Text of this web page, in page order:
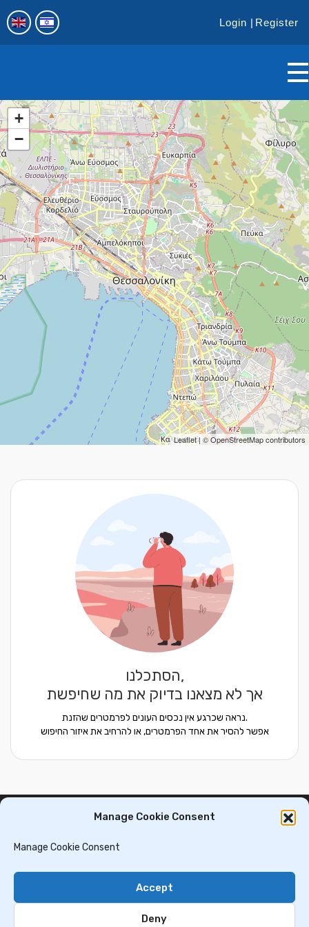
Manage Cookie Consent
Manage Cookie Consent
Accept
Deny
Login Register
+
−
Leaflet| ©OpenStreetMapcontributors
הסתכלנו,
אך לא מצאנו בדיוק את מה שחיפשת
נראה שכרגע אין נכסים העונים לפרמטרים שהזנת.
אפשר להסיר את אחד הפרמטרים, או להרחיב את איזור החיפוש
דירות למכירה בסלוניקי
וילות למכירה בסלוניקי וילות למכירה בכרתים
Privacy Policy Contact Us